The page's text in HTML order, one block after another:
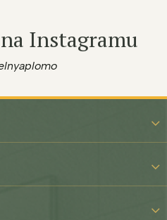
Instagramu